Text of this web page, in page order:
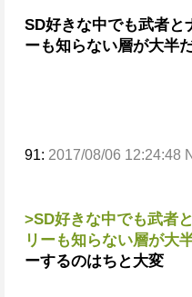
SD好きな中でも武者と
ーも知らない層が大半
91: 2017/08/06 12:24:48
>SD好きな中でも武者
リーも知らない層が大
ーするのはちと大変